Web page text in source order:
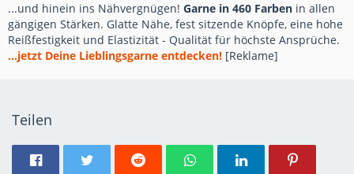
...und hinein ins Nähvergnügen! Garne in 460 Farben in allen
gängigen Stärken. Glatte Nähe, fest sitzende Knöpfe, eine hohe
Reißfestigkeit und Elastizität - Qualität für höchste Ansprüche.
...jetzt Deine Lieblingsgarne entdecken! [Reklame]
Teilen